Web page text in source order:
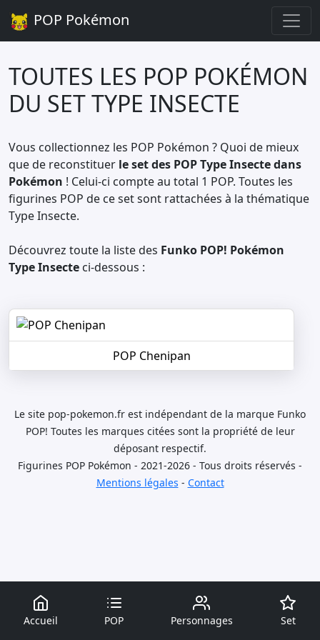
POP Pokémon
TOUTES LES POP POKÉMON
DU SET TYPE INSECTE
Vous collectionnez les POP Pokémon ? Quoi de mieux
que de reconstituer le set des POP Type Insecte dans
Pokémon ! Celui-ci compte au total 1 POP. Toutes les
figurines POP de ce set sont rattachées à la thématique
Type Insecte.
Découvrez toute la liste des Funko POP! Pokémon
Type Insecte ci-dessous :
POP Chenipan
Le site pop-pokemon.fr est indépendant de la marque Funko
POP! Toutes les marques citées sont la propriété de leur
déposant respectif.
Figurines POP Pokémon - 2021-2026 - Tous droits réservés -
Mentions légales - Contact
Accueil POP Personnages Set